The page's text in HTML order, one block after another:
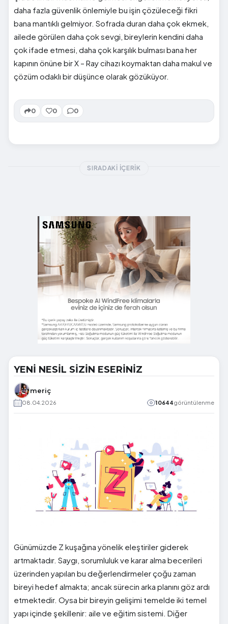
daha fazla güvenlik önlemiyle bu işin çözüleceği fikri
bana mantıklı gelmiyor. Sofrada duran daha çok ekmek,
ailede görülen daha çok sevgi, bireylerin kendini daha
çok ifade etmesi, daha çok karşılık bulması bana her
kapının önüne bir X – Ray cihazı koymaktan daha makul ve
çözüm odaklı bir düşünce olarak gözüküyor.
0 0 0
SIRADAKI İÇERIK
YENİ NESİL SİZİN ESERİNİZ
meriç
08.04.2026 10644görüntülenme
Günümüzde Z kuşağına yönelik eleştiriler giderek
artmaktadır. Saygı, sorumluluk ve karar alma becerileri
üzerinden yapılan bu değerlendirmeler çoğu zaman
bireyi hedef almakta; ancak sürecin arka planını göz ardı
etmektedir. Oysa bir bireyin gelişimi temelde iki temel
yapı içinde şekillenir: aile ve eğitim sistemi. Diğer